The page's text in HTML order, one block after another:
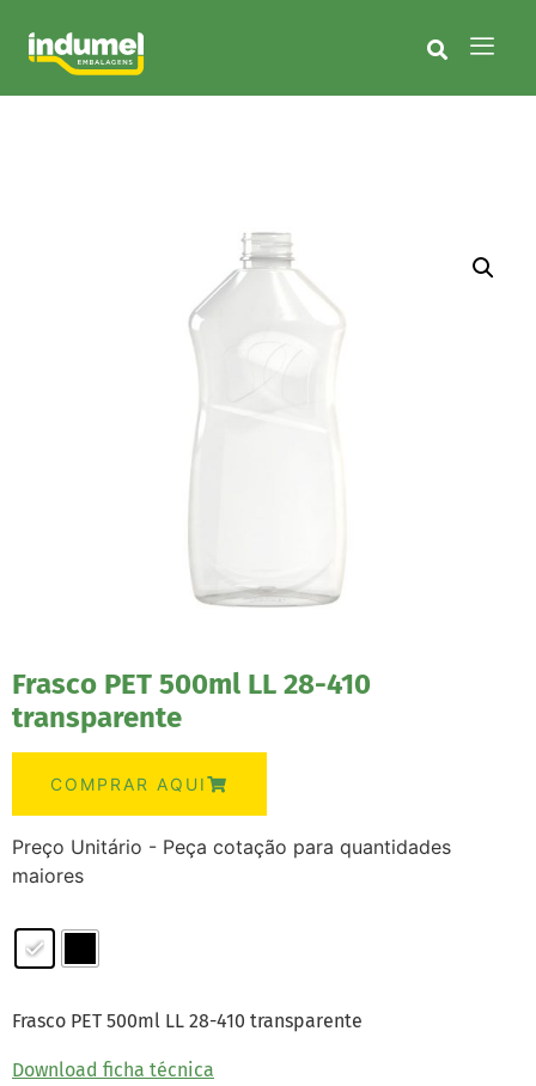
Frasco PET 500ml LL 28-410
transparente
COMPRAR AQUI
Preço Unitário - Peça cotação para quantidades
maiores
Frasco PET 500ml LL 28-410 transparente
Download ficha técnica